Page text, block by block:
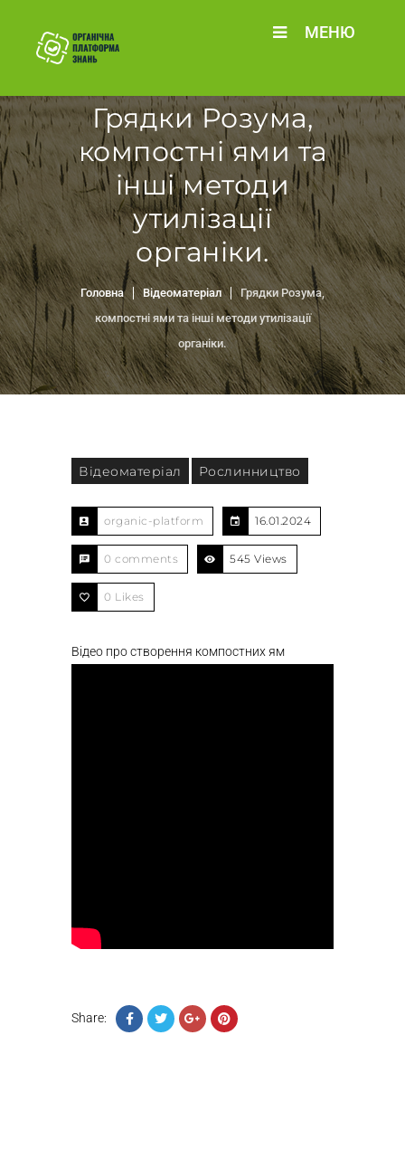
МЕНЮ
Грядки Розума,
компостні ями та
інші методи
утилізації
органіки.
Головна Відеоматеріал
Грядки Розума,
компостні ями та інші методи утилізації
органіки.
Відеоматеріал Рослинництво
organic-platform 16.01.2024
0 comments 545 Views
0 Likes
Відео про створення компостних ям
Share: